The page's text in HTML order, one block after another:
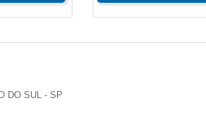
DO SUL - SP